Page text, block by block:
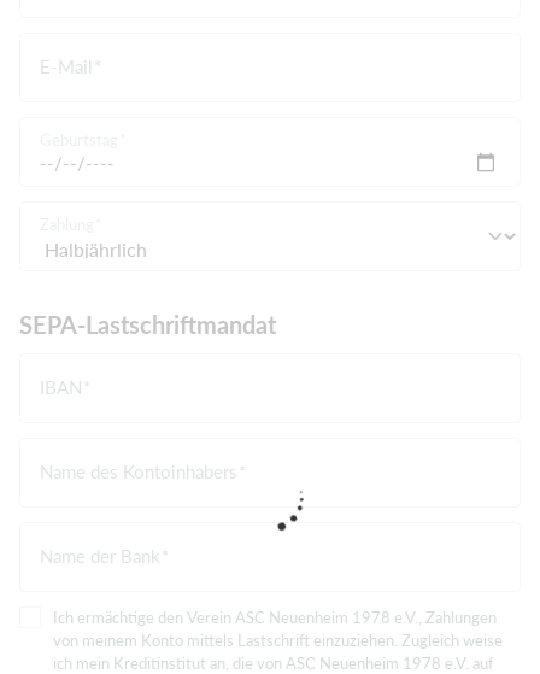
E-Mail
SEPA-Lastschriftmandat
IBAN
Name des Kontoinhabers
Name der Bank
Ich ermächtige den Verein ASC Neuenheim 1978 e.V., Zahlungen
von meinem Konto mittels Lastschrift einzuziehen. Zugleich weise
ich mein Kreditinstitut an, die von ASC Neuenheim 1978 e.V. auf